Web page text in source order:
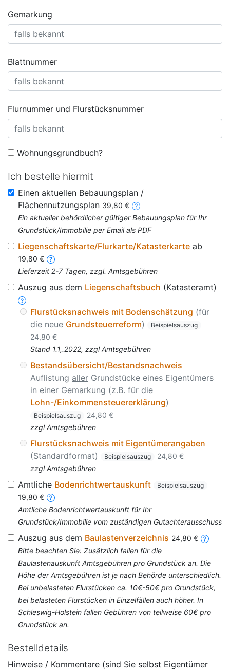
Gemarkung
Blattnummer
Flurnummer und Flurstücksnummer
Wohnungsgrundbuch?
Ich bestelle hiermit
Einen aktuellen Bebauungsplan /
Flächennutzungsplan 39,80 €
Ein aktueller behördlicher gültiger Bebauungsplan für Ihr
Grundstück/Immobilie per Email als PDF
Liegenschaftskarte/Flurkarte/Katasterkarte ab
19,80 €
Lieferzeit 2-7 Tagen, zzgl. Amtsgebühren
Auszug aus dem Liegenschaftsbuch (Katasteramt)
Flurstücksnachweis mit Bodenschätzung (für
die neue Grundsteuerreform) Beispielsauszug
24,80 €
Stand 1.1,.2022, zzgl Amtsgebühren
Bestandsübersicht/Bestandsnachweis
Auflistung aller Grundstücke eines Eigentümers
in einer Gemarkung (z.B. für die
Lohn-/Einkommensteuererklärung)
Beispielsauszug
24,80 €
zzgl Amtsgebühren
Flurstücksnachweis mit Eigentümerangaben
(Standardformat)
Beispielsauszug
24,80 €
zzgl Amtsgebühren
Amtliche Bodenrichtwertauskunft Beispielsauszug
19,80 €
Amtliche Bodenrichtwertauskunft für Ihr
Grundstück/Immobilie vom zuständigen Gutachterausschuss
Auszug aus dem Baulastenverzeichnis 24,80 €
Bitte beachten Sie: Zusätzlich fallen für die
Baulastenauskunft Amtsgebühren pro Grundstück an. Die
Höhe der Amtsgebühren ist je nach Behörde unterschiedlich.
Bei unbelasteten Flurstücken ca. 10€-50€ pro Grundstück,
bei belasteten Flurstücken in Einzelfällen auch höher. In
Schleswig-Holstein fallen Gebühren von teilweise 60€ pro
Grundstück an.
Bestelldetails
Hinweise / Kommentare (sind Sie selbst Eigentümer